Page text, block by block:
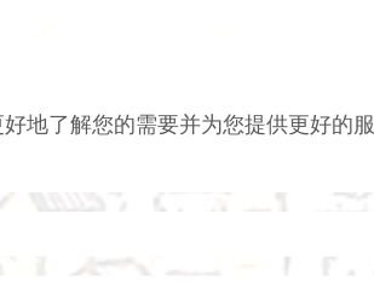
地了解您的需要并为您提供更好的服